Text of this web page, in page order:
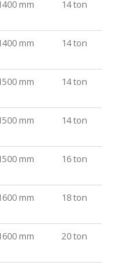
mm 14 ton
mm 14 ton
mm 14 ton
mm 14 ton
mm 16 ton
mm 18 ton
mm 20 ton